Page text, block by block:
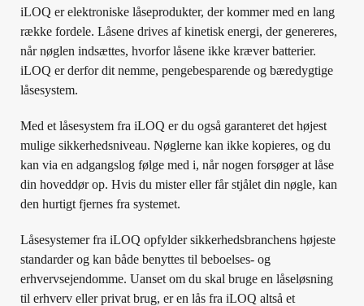
iLOQ er elektroniske låseprodukter, der kommer med en lang
række fordele. Låsene drives af kinetisk energi, der genereres,
når nøglen indsættes, hvorfor låsene ikke kræver batterier.
iLOQ er derfor dit nemme, pengebesparende og bæredygtige
låsesystem.
Med et låsesystem fra iLOQ er du også garanteret det højest
mulige sikkerhedsniveau. Nøglerne kan ikke kopieres, og du
kan via en adgangslog følge med i, når nogen forsøger at låse
din hoveddør op. Hvis du mister eller får stjålet din nøgle, kan
den hurtigt fjernes fra systemet.
Låsesystemer fra iLOQ opfylder sikkerhedsbranchens højeste
standarder og kan både benyttes til beboelses- og
erhvervsejendomme. Uanset om du skal bruge en låseløsning
til erhverv eller privat brug, er en lås fra iLOQ altså et